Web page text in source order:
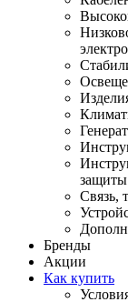
защиты
Связь,
Бренды
Акции
Как купить